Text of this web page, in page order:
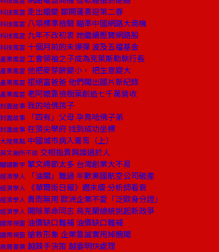
科技風雲 走出婚變 鄒開蓮喜迎第二春
科技風雲 八項標準檢驗 瞄準中國網路大商機
科技風雲 九年不改初衷 她繼續壓寶網路股
科技風雲 十個月前的未爆彈 波及五檔基金
產業風雲 工會領袖之子成為克萊斯勒執行長
產業風雲 他把麥芽餅變小， 把生意變大
產業風雲 拒絕富爸爸 他們闖出國片新紀錄
產業風雲 老阿嬤靠撿樹葉創造七千萬營收
封面故事 我的哈佛孩子
封面故事 「四有」父母 孕育哈佛子弟
封面故事 在頂尖學府 找到成功坐標
大陸焦點 中國城市病入膏肓（上）
英文無所不談 交相指責與諉過於人
關鍵數字 繁文縟節太多 台灣創業大不易
經濟學人 「油關」難過 半數美國航空公司破產
經濟學人 《華爾街日報》週末版 分析師看衰
經濟學人 貴而無用 歐洲企業不愛「泛歐身分證」
經濟學人 開除革命同志 烏克蘭總統挑起新政爭
國際視窗 油價缺口難補 油價缺口難補
國際視窗 搶救形象 企業靠誠實甩掉醜聞
商周書摘 越棘手決策 越要明快處理